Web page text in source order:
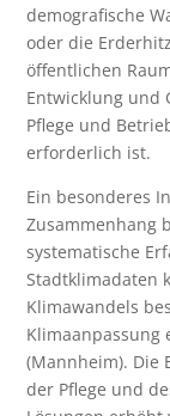
demografische
oder die
öffentlichen
Entwicklung und
Pflege und
erforderlich ist.
Ein besonderes
Zusammenhang
systematische
Stadtklimadaten
Klimawandels
Klimaanpassung
(Mannheim). Die
der Pflege und